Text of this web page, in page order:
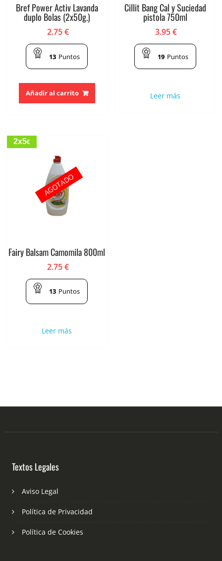
Bref Power Activ Lavanda
duplo Bolas (2x50g.)
2.75€
13 Puntos
Añadir al carrito
Cillit Bang Cal y Suciedad
pistola 750ml
3.95€
19 Puntos
Leer más
2x5€
Fairy Balsam Camomila 800ml
2.75€
13 Puntos
Leer más
AGOTADO
Textos Legales
Aviso Legal
Política de Privacidad
Política de Cookies